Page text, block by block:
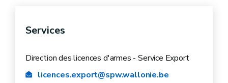
conditions de sécurité lors du stockage, de la
d'armes à feu, de munitions ou de chargeurs
Services
Direction des licences d'armes - Service Export
licences.export@spw.wallonie.be